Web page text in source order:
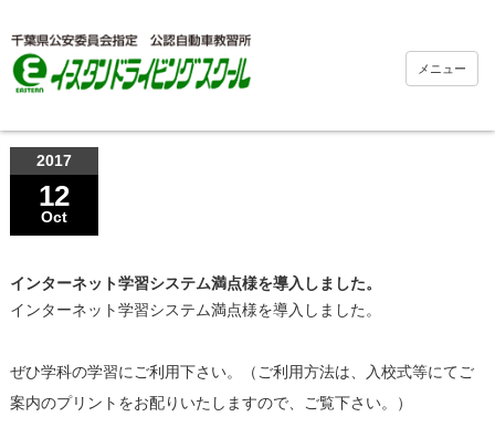
メニュー
2017
12
Oct
インターネット学習システム満点様を導入しました。
インターネット学習システム満点様を導入しました。
ぜひ学科の学習にご利用下さい。（ご利用方法は、入校式等にてご
案内のプリントをお配りいたしますので、ご覧下さい。）